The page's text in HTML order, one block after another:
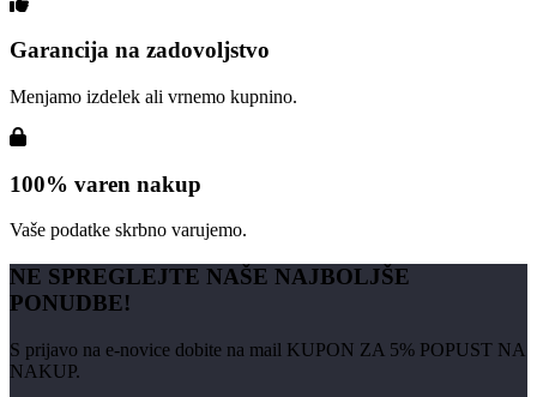
Garancija na zadovoljstvo
Menjamo izdelek ali vrnemo kupnino.
100% varen nakup
Vaše podatke skrbno varujemo.
NE SPREGLEJTE NAŠE NAJBOLJŠE
PONUDBE!
S prijavo na e-novice dobite na mail KUPON ZA 5% POPUST NA
NAKUP.